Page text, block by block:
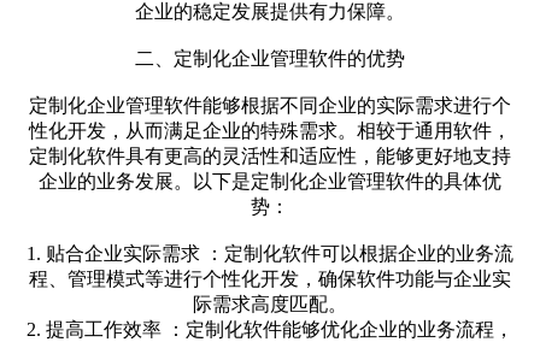
企业的稳定发展提供有力保障。
二、定制化企业管理软件的优势
定制化企业管理软件能够根据不同企业的实际需求进行个
性化开发，从而满足企业的特殊需求。相较于通用软件，
定制化软件具有更高的灵活性和适应性，能够更好地支持
企业的业务发展。以下是定制化企业管理软件的具体优
势：
1. 贴合企业实际需求 ：定制化软件可以根据企业的业务流
程、管理模式等进行个性化开发，确保软件功能与企业实
际需求高度匹配。
2. 提高工作效率 ：定制化软件能够优化企业的业务流程，